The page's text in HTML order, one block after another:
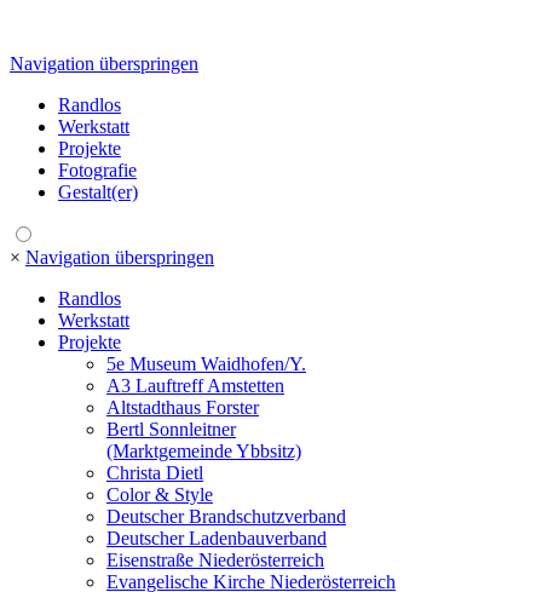
Navigation überspringen
Randlos
Werkstatt
Projekte
Fotografie
Gestalt(er)
× Navigation überspringen
Randlos
Werkstatt
Projekte
5e Museum Waidhofen/Y.
A3 Lauftreff Amstetten
Altstadthaus Forster
Bertl Sonnleitner
(Marktgemeinde Ybbsitz)
Christa Dietl
Color & Style
Deutscher Brandschutzverband
Deutscher Ladenbauverband
Eisenstraße Niederösterreich
Evangelische Kirche Niederösterreich